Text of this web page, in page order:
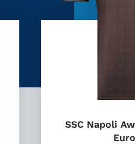
SSC Napoli